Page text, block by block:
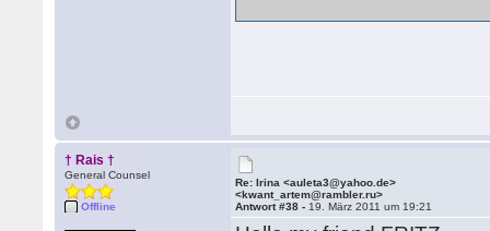
† Rais †
General Counsel
Offline
Re: Irina <auleta3@yahoo.de>
<kwant_artem@rambler.ru>
Antwort #38 - 19. März 2011 um 19:21